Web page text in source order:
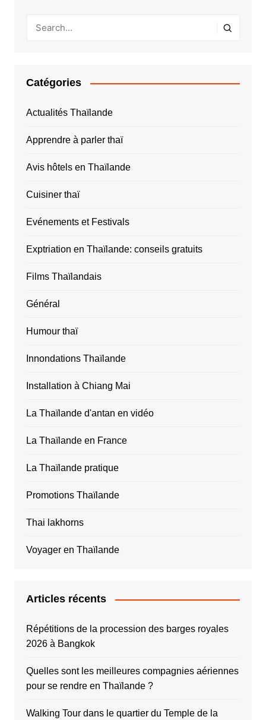
Catégories
Actualités Thaïlande
Apprendre à parler thaï
Avis hôtels en Thaïlande
Cuisiner thaï
Evénements et Festivals
Exptriation en Thaïlande: conseils gratuits
Films Thaïlandais
Général
Humour thaï
Innondations Thaïlande
Installation à Chiang Mai
La Thaïlande d'antan en vidéo
La Thaïlande en France
La Thaïlande pratique
Promotions Thaïlande
Thai lakhorns
Voyager en Thaïlande
Articles récents
Répétitions de la procession des barges royales
2026 à Bangkok
Quelles sont les meilleures compagnies aériennes
pour se rendre en Thaïlande ?
Walking Tour dans le quartier du Temple de la